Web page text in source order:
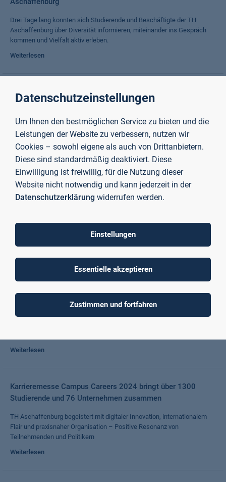
Drei Tage lang konnten sich Studierende und Beschäftigte der TH
Aschaffenburg über Diversität informieren, miteinander ins Gespräch
kommen und Vielfalt aktiv erleben.
Weiterlesen
Erfolg in der Immobilienbranche: Dozentin und Studentin der
TH AB erhalten MAT Award
Lehrkraft für besondere Aufgaben an der TH Aschaffenburg und
Studentin des Internationalen Immobilienmanagements als zwei der „30
Most Aspiring Talents under 30“ im Immobiliensektor ausgezeichnet
Weiterlesen
„WJ meets Campus“ erfolgreich gestartet
TH Aschaffenburg zum Thema Restrukturierung bildete Auftakt für
neues Veranstaltungsformat
Weiterlesen
Malaysischer Bildungsminister und Delegation besuchen TH
Aschaffenburg
Kooperationsverträge zwischen Hochschulen aus Malaysia und der
Weiterlesen
Karrieremesse Campus Careers 2024 bringt über 1300
Studierende und 76 Unternehmen zusammen
TH Aschaffenburg begeistert mit digitaler Innovation, internationalem
Flair und praxisnaher Organisation – Positive Resonanz von
Teilnehmenden und Politikern
Weiterlesen
Datenschutzeinstellungen
Um Ihnen den bestmöglichen Service zu bieten und die
Leistungen der Website zu verbessern, nutzen wir
Cookies – sowohl eigene als auch von Drittanbietern.
Diese sind standardmäßig deaktiviert. Diese
Einwilligung ist freiwillig, für die Nutzung dieser
Website nicht notwendig und kann jederzeit in der
Datenschutzerklärung widerrufen werden.
Einstellungen
Essentielle akzeptieren
Zustimmen und fortfahren